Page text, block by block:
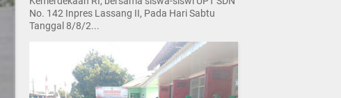
No. 142 Inpres Lassang II, Pada Hari Sabtu
Tanggal 8/8/2...